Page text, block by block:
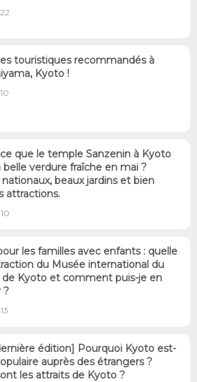
touristiques recommandés à
Kyoto !
que le temple Sanzenin à Kyoto
belle verdure fraîche en mai ?
nationaux, beaux jardins et bien
attractions.
les familles avec enfants : quelle
du Musée international du
de Kyoto et comment puis-je en
?
édition] Pourquoi Kyoto est-
auprès des étrangers ?
les attraits de Kyoto ?